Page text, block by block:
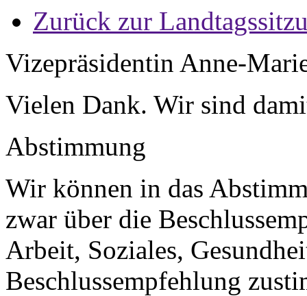
Zurück zur
Vizepräsidentin Anne-
Vielen Dank. Wir sind
Abstimmung
Wir können in das
zwar über die
Arbeit, Soziales,
Beschlussempfehlung